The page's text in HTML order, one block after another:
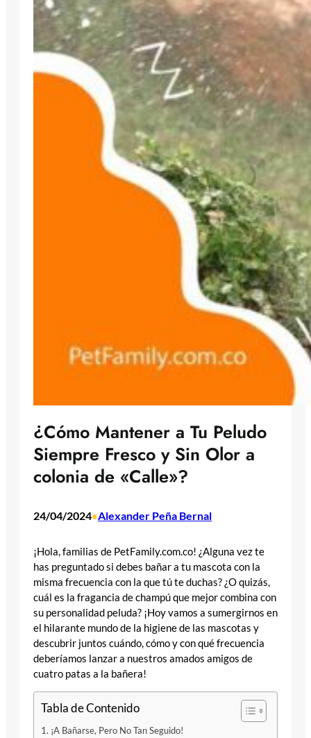
¿Cómo Mantener a Tu Peludo
Siempre Fresco y Sin Olor a
colonia de «Calle»?
24/04/2024•Alexander Peña Bernal
¡Hola, familias de PetFamily.com.co! ¿Alguna vez te
has preguntado si debes bañar a tu mascota con la
misma frecuencia con la que tú te duchas? ¿O quizás,
cuál es la fragancia de champú que mejor combina con
su personalidad peluda? ¡Hoy vamos a sumergirnos en
el hilarante mundo de la higiene de las mascotas y
descubrir juntos cuándo, cómo y con qué frecuencia
deberíamos lanzar a nuestros amados amigos de
cuatro patas a la bañera!
Tabla de Contenido
¡A Bañarse, Pero No Tan Seguido!